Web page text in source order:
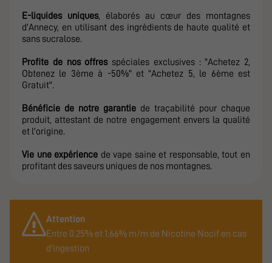
E-liquides uniques, élaborés au cœur des montagnes
d'Annecy, en utilisant des ingrédients de haute qualité et
sans sucralose.
Profite de nos offresspéciales exclusives : "Achetez 2,
Obtenez le 3ème à -50%" et "Achetez 5, le 6ème est
Gratuit".
Bénéficie de notre garantie de traçabilité pour chaque
produit, attestant de notre engagement envers la qualité
et l'origine.
Vie une expérience de vape saine et responsable, tout en
profitant des saveurs uniques de nos montagnes.
Attention
Entre 0.25% et 1.66% m/m de Nicotine Nocif en cas
d'ingestion